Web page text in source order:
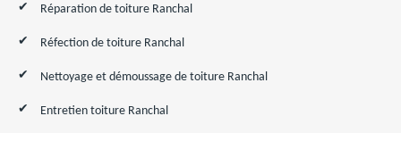
Réparation de toiture Ranchal
Réfection de toiture Ranchal
Nettoyage et démoussage de toiture Ranchal
Entretien toiture Ranchal